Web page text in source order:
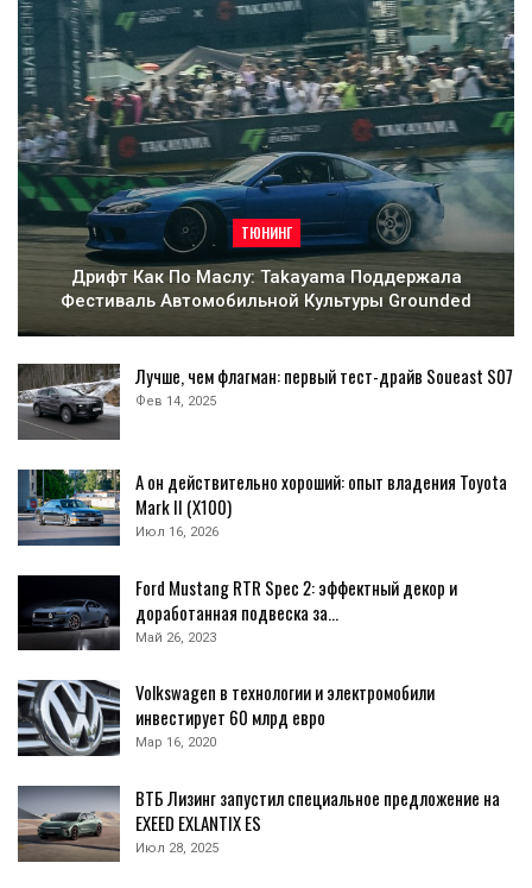
ТЮНИНГ
Дрифт Как По Маслу: Takayama Поддержала
Фестиваль Автомобильной Культуры Grounded
Лучше, чем флагман: первый тест-драйв Soueast S07
Фев 14, 2025
А он действительно хороший: опыт владения Toyota
Mark II (Х100)
Июл 16, 2026
Ford Mustang RTR Spec 2: эффектный декор и
доработанная подвеска за…
Май 26, 2023
Volkswagen в технологии и электромобили
инвестирует 60 млрд евро
Мар 16, 2020
ВТБ Лизинг запустил специальное предложение на
EXEED EXLANTIX ES
Июл 28, 2025